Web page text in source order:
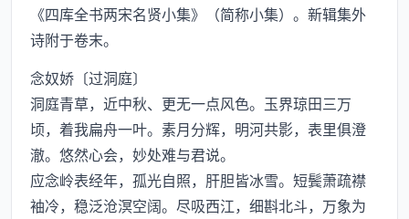
《四库全书两宋名贤小集》（简称小集）。新辑集外
诗附于卷末。
念奴娇〔过洞庭〕
洞庭青草，近中秋、更无一点风色。玉界琼田三万
顷，着我扁舟一叶。素月分辉，明河共影，表里俱澄
澈。悠然心会，妙处难与君说。
应念岭表经年，孤光自照，肝胆皆冰雪。短鬓萧疏襟
袖冷，稳泛沧溟空阔。尽吸西江，细斟北斗，万象为